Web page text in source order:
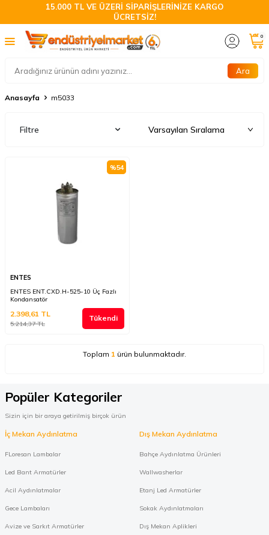
15.000 TL VE ÜZERİ SİPARİŞLERİNİZE KARGO
ÜCRETSİZ!
Ara
0
Anasayfa m5033
Filtre
%54
ENTES
ENTES ENT.CXD.H-525-10 Üç Fazlı
Kondansatör
5.214,37TL
2.398,61 TL Tükendi
Toplam 1 ürün bulunmaktadır.
Popüler Kategoriler
Sizin için bir araya getirilmiş birçok ürün
İç Mekan Aydınlatma
FLoresan Lambalar
Led Bant Armatürler
Acil Aydınlatmalar
Gece Lambaları
Avize ve Sarkıt Armatürler
Dış Mekan Aydınlatma
Bahçe Aydınlatma Ürünleri
Wallwasherlar
Etanj Led Armatürler
Sokak Aydınlatmaları
Dış Mekan Aplikleri